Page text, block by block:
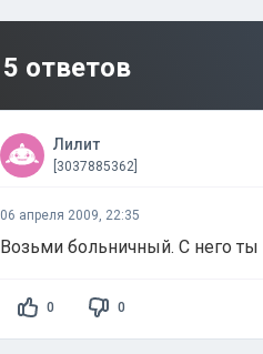
5 ответов
Лилит
[3037885362]
06 апреля 2009, 22:35
Возьми больничный. С него
0 0